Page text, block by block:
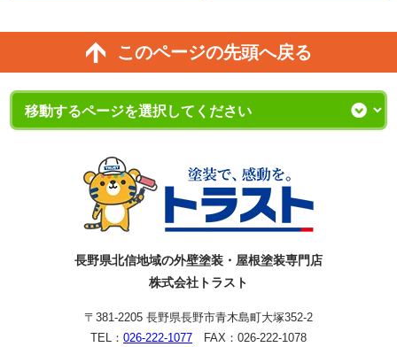
このページの先頭へ戻る
長野県北信地域の外壁塗装・屋根塗装専門店
株式会社トラスト
〒381-2205 長野県長野市青木島町大塚352-2
TEL： 026-222-1077 FAX：026-222-1078